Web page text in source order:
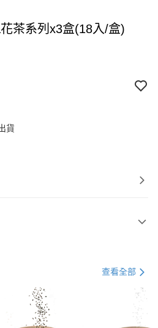
茶系列x3盒(18入/盒)
貨
查看全部